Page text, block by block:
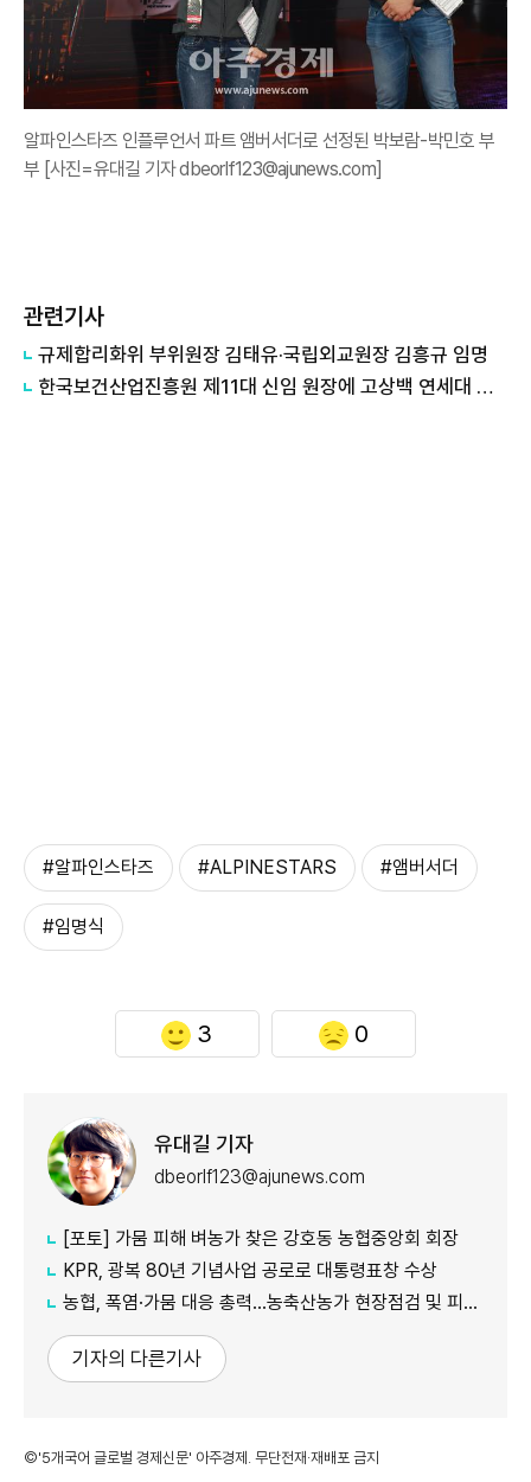
알파인스타즈 인플루언서 파트 앰버서더로 선정된 박보람-박민호 부
부 [사진=유대길 기자 dbeorlf123@ajunews.com]
관련기사
규제합리화위 부위원장 김태유·국립외교원장 김흥규 임명
한국보건산업진흥원 제11대 신임 원장에 고상백 연세대 교수 임명
#알파인스타즈 #ALPINESTARS #앰버서더
#임명식
3 0
유대길 기자
dbeorlf123@ajunews.com
[포토] 가뭄 피해 벼농가 찾은 강호동 농협중앙회 회장
KPR, 광복 80년 기념사업 공로로 대통령표창 수상
농협, 폭염·가뭄 대응 총력...농축산농가 현장점검 및 피해 예방 강화
기자의 다른기사
©'5개국어 글로벌 경제신문' 아주경제. 무단전재·재배포 금지